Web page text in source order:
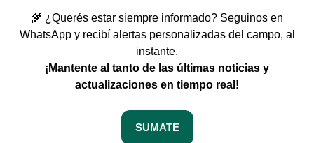
🌾 ¿Querés estar siempre informado? Seguinos en
WhatsApp y recibí alertas personalizadas del campo, al
instante.
¡Mantente al tanto de las últimas noticias y
actualizaciones en tiempo real!
SUMATE